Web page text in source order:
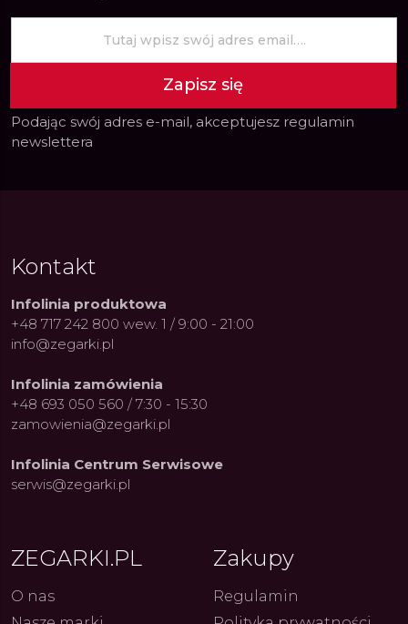
i Dostępny Luksus z
kolarskich pasji do ikonicznych
Zapisz się
Podając swój adres e-mail, akceptujesz regulamin
newslettera
Kontakt
Infolinia produktowa
+48 717 242 800 wew. 1 / 9:00 - 21:00
info@zegarki.pl
Infolinia zamówienia
+48 693 050 560 / 7:30 - 15:30
zamowienia@zegarki.pl
Infolinia Centrum Serwisowe
serwis@zegarki.pl
ZEGARKI.PL
O nas
Zakupy
Regulamin